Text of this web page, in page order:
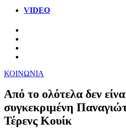
VIDEO
ΚΟΙΝΩΝΙΑ
Από το ολότελα δεν
συγκεκριμένη
Τέρενς Κουίκ